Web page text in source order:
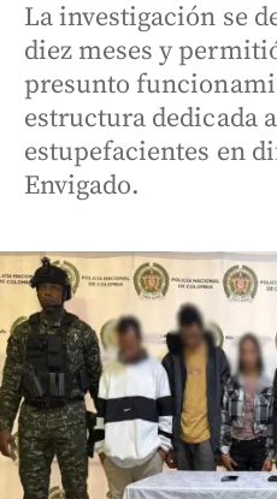
La investigación se
diez meses y
presunto
estructura dedicada
estupefacientes en
Envigado.